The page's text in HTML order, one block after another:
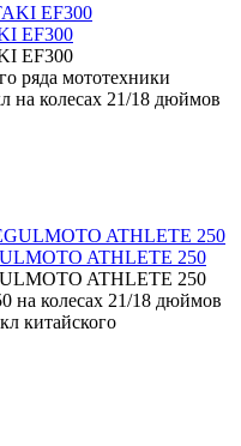
EF300
EF300
ряда мототехники
на колесах 21/18 дюймов
ATHLETE 250
ATHLETE 250
на колесах 21/18 дюймов
китайского